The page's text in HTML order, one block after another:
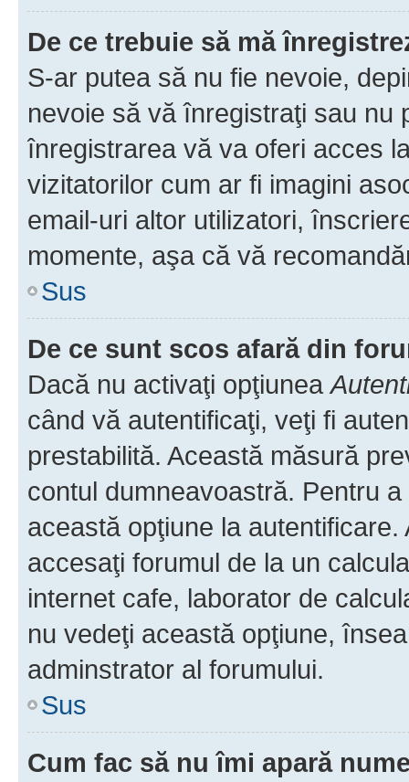
De ce trebuie să mă
S-ar putea să nu fie nevoie,
nevoie să vă înregistraţi sau nu
înregistrarea vă va oferi acces
vizitatorilor cum ar fi imagini
email-uri altor utilizatori,
momente, aşa că vă
Sus
De ce sunt scos afară din
Dacă nu activaţi opţiunea
când vă autentificaţi, veţi fi
prestabilită. Această măsură
contul dumneavoastră. Pentru
această opţiune la
accesaţi forumul de la un
internet cafe, laborator de
nu vedeţi această opţiune,
adminstrator al forumului.
Sus
Cum fac să nu îmi apară